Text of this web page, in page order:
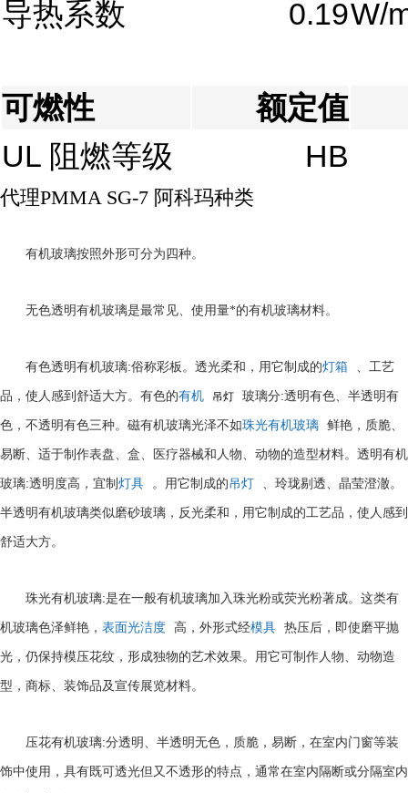
导热系数 0.19W/
可燃性
额定值
UL 阻燃等级
HB
代理PMMA SG-7 阿科玛种类
有机玻璃按照外形可分为四种。
无色透明有机玻璃是最常见、使用量*的有机玻璃材料。
有色透明有机玻璃:俗称彩板。透光柔和，用它制成的灯箱 、工艺
品，使人感到舒适大方。有色的有机 吊灯 玻璃分:透明有色、半透明有
色，不透明有色三种。磁有机玻璃光泽不如珠光有机玻璃 鲜艳，质脆、
易断、适于制作表盘、盒、医疗器械和人物、动物的造型材料。透明有机
玻璃:透明度高，宜制 灯具 。用它制成的吊灯 、玲珑剔透、晶莹澄澈。
半透明有机玻璃类似磨砂玻璃，反光柔和，用它制成的工艺品，使人感到
舒适大方。
珠光有机玻璃:是在一般有机玻璃加入珠光粉或荧光粉著成。这类有
机玻璃色泽鲜艳， 表面光洁度 高，外形式经模具 热压后，即使磨平抛
光，仍保持模压花纹，形成独物的艺术效果。用它可制作人物、动物造
型，商标、装饰品及宣传展览材料。
压花有机玻璃:分透明、半透明无色，质脆，易断，在室内门窗等装
饰中使用，具有既可透光但又不透形的特点，通常在室内隔断或分隔室内